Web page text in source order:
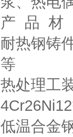
产 品 材
耐热钢铸
等
热处理工
低温合金